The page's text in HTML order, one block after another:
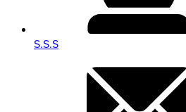
S.S.S